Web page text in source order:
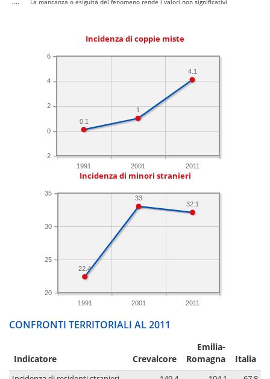
....
La mancanza o esiguità del fenomeno rende i valori non significativi
Incidenza di coppie miste
1991 2001 2011
-2
0
2
4
6
4.1
1
0.1
Incidenza di minori stranieri
1991 2001 2011
20
25
30
35
32.1
33
22.4
CONFRONTI TERRITORIALI AL 2011
Indicatore Crevalcore
Emilia-
Romagna
Italia